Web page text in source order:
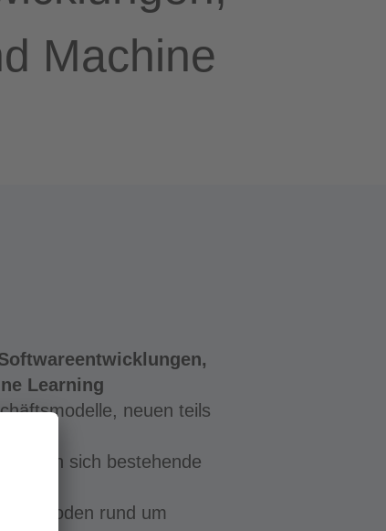
Machine
Learning
neuen teils
sehen sich bestehende
Methoden rund um